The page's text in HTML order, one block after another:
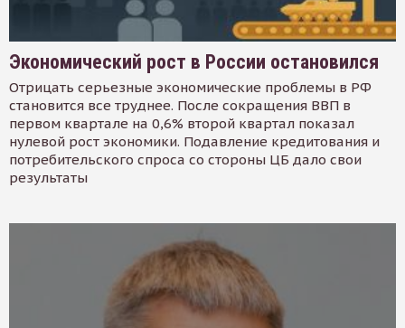
Экономический рост в России остановился
Отрицать серьезные экономические проблемы в РФ
становится все труднее. После сокращения ВВП в
первом квартале на 0,6% второй квартал показал
нулевой рост экономики. Подавление кредитования и
потребительского спроса со стороны ЦБ дало свои
результаты